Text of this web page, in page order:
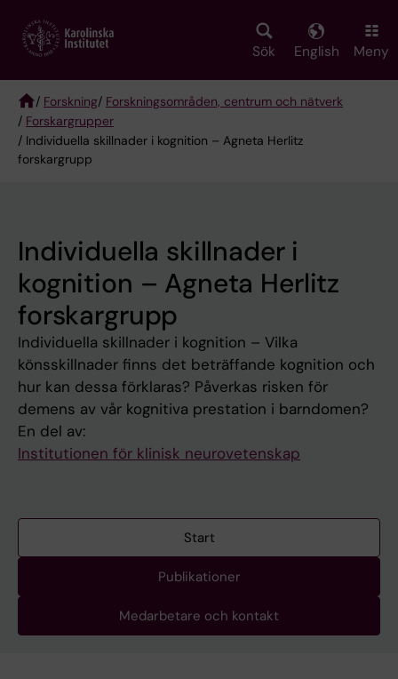
main
Sök English Meny
Breadcrumb
/ Forskning/ Forskningsområden, centrum och nätverk
/ Forskargrupper
/ Individuella skillnader i kognition – Agneta Herlitz
forskargrupp
Individuella skillnader i
kognition – Agneta Herlitz
forskargrupp
Individuella skillnader i kognition – Vilka
könsskillnader finns det beträffande kognition och
hur kan dessa förklaras? Påverkas risken för
demens av vår kognitiva prestation i barndomen?
En del av:
Institutionen för klinisk neurovetenskap
Start
Publikationer
Medarbetare och kontakt